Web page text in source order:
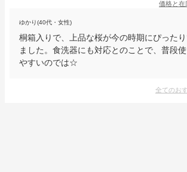
価格と在
ゆかり(40代・女性)
桐箱入りで、上品な桜が今の時期にぴった
ました。食洗器にも対応とのことで、普段
やすいのでは☆
全てのお